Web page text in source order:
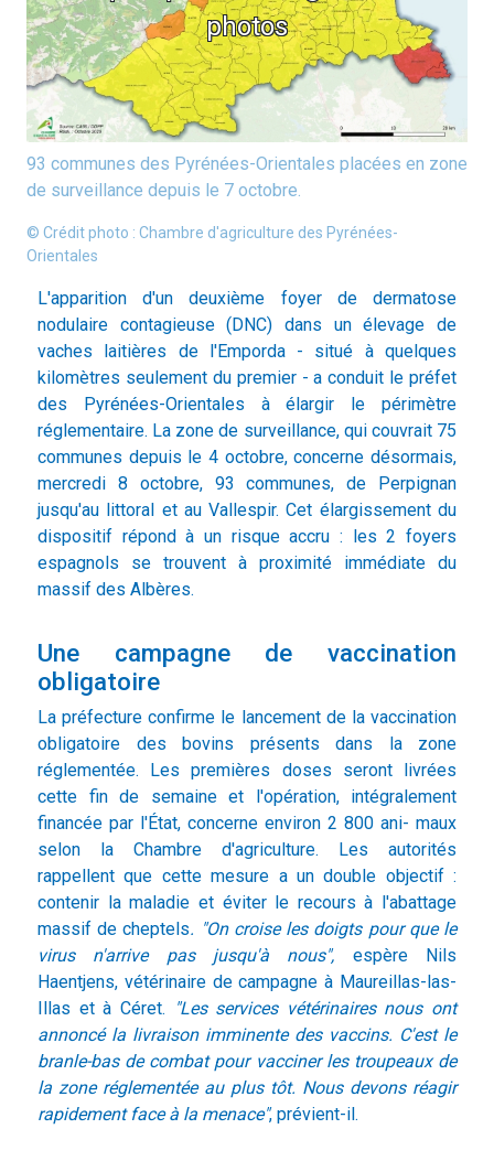
photos
93 communes des Pyrénées-Orientales placées en zone
de surveillance depuis le 7 octobre.
© Crédit photo : Chambre d'agriculture des Pyrénées-
Orientales
L'apparition d'un deuxième foyer de dermatose
nodulaire contagieuse (DNC) dans un élevage de
vaches laitières de l'Emporda - situé à quelques
kilomètres seulement du premier - a conduit le préfet
des Pyrénées-Orientales à élargir le périmètre
réglementaire. La zone de surveillance, qui couvrait 75
communes depuis le 4 octobre, concerne désormais,
mercredi 8 octobre, 93 communes, de Perpignan
jusqu'au littoral et au Vallespir. Cet élargissement du
dispositif répond à un risque accru : les 2 foyers
espagnols se trouvent à proximité immédiate du
massif des Albères.
Une campagne de vaccination
obligatoire
La préfecture confirme le lancement de la vaccination
obligatoire des bovins présents dans la zone
réglementée. Les premières doses seront livrées
cette fin de semaine et l'opération, intégralement
financée par l'État, concerne environ 2 800 ani- maux
selon la Chambre d'agriculture. Les autorités
rappellent que cette mesure a un double objectif :
contenir la maladie et éviter le recours à l'abattage
massif de cheptels. "On croise les doigts pour que le
virus n'arrive pas jusqu'à nous", espère Nils
Haentjens, vétérinaire de campagne à Maureillas-las-
Illas et à Céret.
"Les services vétérinaires nous ont
annoncé la livraison imminente des vaccins. C'est le
branle-bas de combat pour vacciner les troupeaux de
la zone réglementée au plus tôt. Nous devons réagir
rapidement face à la menace", prévient-il.